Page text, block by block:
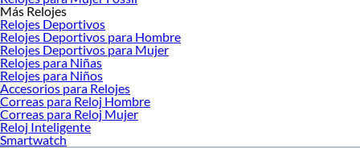
Más Relojes
Relojes Deportivos
Relojes Deportivos para Hombre
Relojes Deportivos para Mujer
Relojes para Niñas
Relojes para Niños
Accesorios para Relojes
Correas para Reloj Hombre
Correas para Reloj Mujer
Reloj Inteligente
Smartwatch